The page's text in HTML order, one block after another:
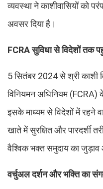
व्यवस्था ने काशीवासियों को
अवसर दिया है।
FCRA सुविधा से विदेशों तक
5 सितंबर 2024 से श्री काशी
विनियमन अधिनियम (FCRA)
इसके माध्यम से विदेशों में रहने
खाते में सुरक्षित और पारदर्शी
वैश्विक भक्त समुदाय का
वर्चुअल दर्शन और भक्ति का